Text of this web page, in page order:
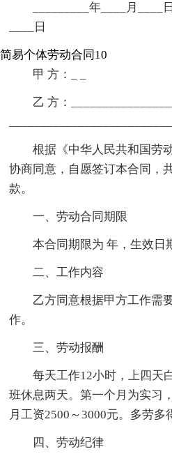
_________年____月____
____日
简易个体劳动合同10
甲 方：_ _
乙 方：
根据《中华人民共和国劳
协商同意，自愿签订本合同，
款。
一、劳动合同期限
本合同期限为 年，生效日
二、工作内容
乙方同意根据甲方工作需
作。
三、劳动报酬
每天工作12小时，上四天
班休息两天。第一个月为实习
月工资2500～3000元。多劳多
四、劳动纪律